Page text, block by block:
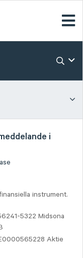
i
instrument.
5322 Midsona
Aktie